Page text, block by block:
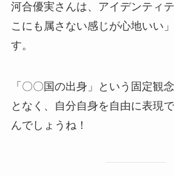
河合優実さんは、アイデンティ
こにも属さない感じが心地いい
す。
「〇〇国の出身」という固定観
となく、自分自身を自由に表現
んでしょうね！